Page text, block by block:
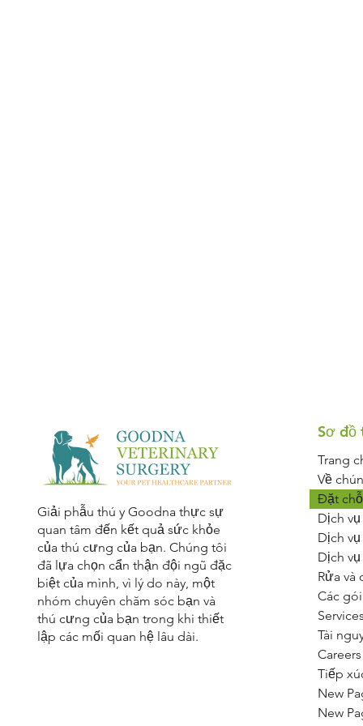
Giải phẫu thú y Goodna thực sự
quan tâm đến kết quả sức khỏe
của thú cưng của bạn. Chúng tôi
đã lựa chọn cẩn thận đội ngũ đặc
biệt của mình, vì lý do này, một
nhóm chuyên chăm sóc bạn và
thú cưng của bạn trong khi thiết
lập các mối quan hệ lâu dài.
Sơ đồ
Trang
Về
Đặt chỗ
Dịch
Dịch
Dịch
Rửa và
Các
Services
Tài
Careers
Tiếp
New
New